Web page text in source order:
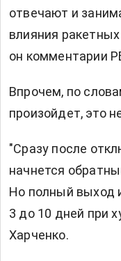
отвечают и
влияния
он комментарии
Впрочем, по
произойдет, это
"Сразу после
начнется
Но полный выход
3 до 10 дней при
Харченко.